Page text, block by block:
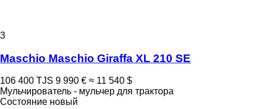
3
Maschio Maschio Giraffa XL 210 SE
106 400 TJS 9 990 € ≈ 11 540 $
Мульчирователь - мульчер для трактора
Состояние новый